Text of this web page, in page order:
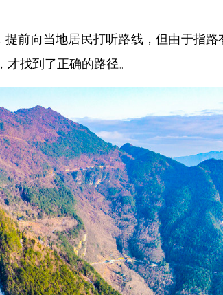
前向当地居民打听路线，但由于指路
找到了正确的路径。